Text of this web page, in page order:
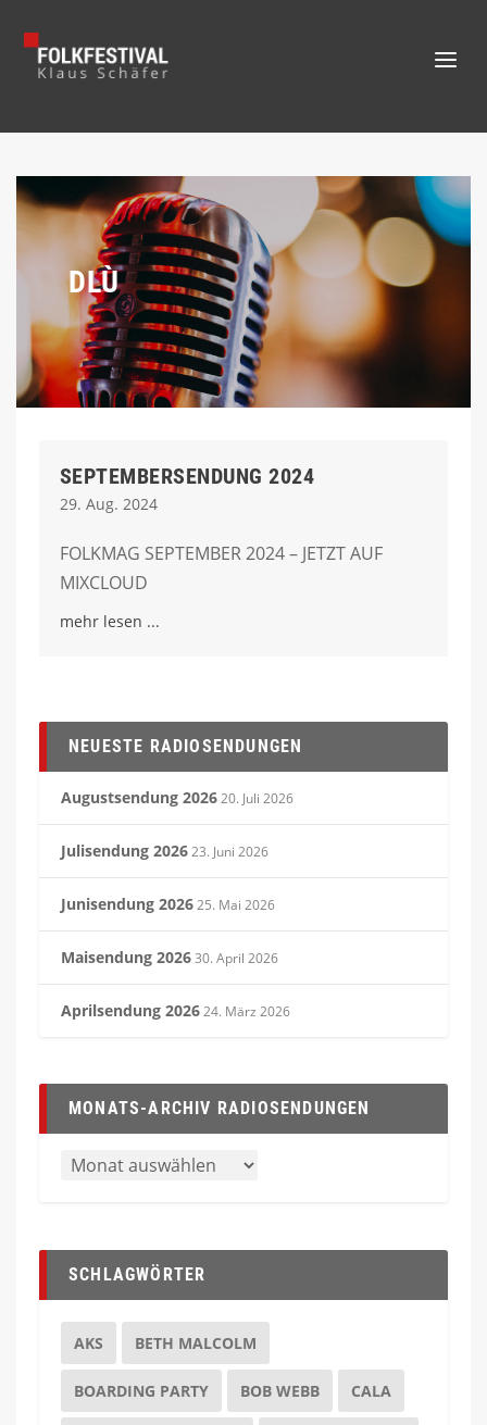
DLÙ
SEPTEMBERSENDUNG 2024
29. Aug. 2024
FOLKMAG SEPTEMBER 2024 – JETZT AUF
MIXCLOUD
mehr lesen
NEUESTE RADIOSENDUNGEN
Augustsendung 202620. Juli 2026
Julisendung 202623. Juni 2026
Junisendung 202625. Mai 2026
Maisendung 202630. April 2026
Aprilsendung 202624. März 2026
MONATS-ARCHIV RADIOSENDUNGEN
SCHLAGWÖRTER
AKS BETH MALCOLM
BOARDING PARTY BOB WEBB CALA